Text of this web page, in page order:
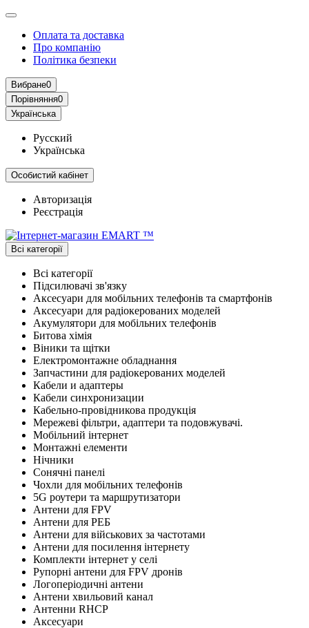
Оплата та доставка
Про компанію
Політика безпеки
Вибране0
Порівняння0
Українська
Русский
Українська
Особистий кабінет
Авторизація
Реєстрація
Всі категорії
Всі категорії
Підсилювачі зв'язку
Аксесуари для мобільних телефонів та смартфонів
Аксесуари для радіокерованих моделей
Акумулятори для мобільних телефонів
Битова хімія
Віники та щітки
Електромонтажне обладнання
Запчастини для радіокерованих моделей
Кабели и адаптеры
Кабели синхронизации
Кабельно-провідникова продукція
Мережеві фільтри, адаптери та подовжувачі.
Мобільний інтернет
Монтажні елементи
Нічники
Сонячні панелі
Чохли для мобільних телефонів
5G роутери та маршрутизатори
Антени для FPV
Антени для РЕБ
Антени для військових за частотами
Антени для посилення інтернету
Комплекти інтернет у селі
Рупорні антени для FPV дронів
Логоперіодичні антени
Антени хвильовий канал
Антенни RHCP
Аксесуари